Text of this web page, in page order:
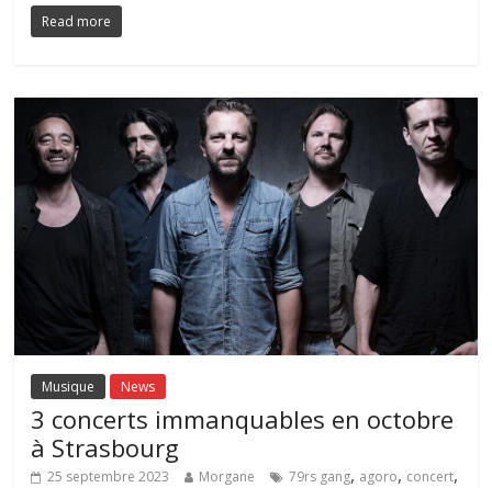
Read more
Musique News
3 concerts immanquables en octobre
à Strasbourg
25 septembre 2023 Morgane 79rs gang, agoro, concert,